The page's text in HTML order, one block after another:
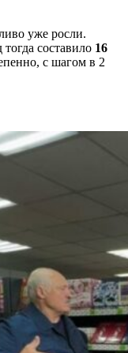
уже росли.
составило 16
с шагом в 2